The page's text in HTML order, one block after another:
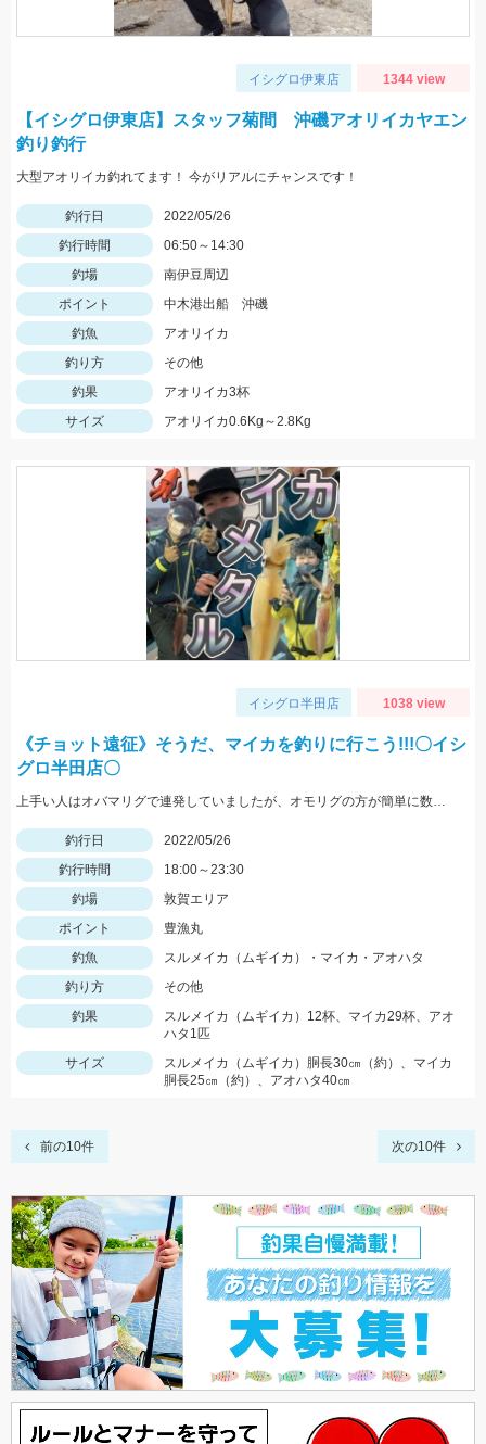
イシグロ伊東店 1344 view
【イシグロ伊東店】スタッフ菊間 沖磯アオリイカヤエン
釣り釣行
大型アオリイカ釣れてます！ 今がリアルにチャンスです！
釣行日
2022/05/26
釣行時間
06:50～14:30
釣場
南伊豆周辺
ポイント
中木港出船 沖磯
釣魚
アオリイカ
釣り方
その他
釣果
アオリイカ3杯
サイズ
アオリイカ0.6Kg～2.8Kg
イシグロ半田店 1038 view
《チョット遠征》そうだ、マイカを釣りに行こう!!!〇イシ
グロ半田店〇
上手い人はオバマリグで連発していましたが、オモリグの方が簡単に数を伸ばすことが出来ました!! オモリグ×スイスイドロッパーが大当たり!!
釣行日
2022/05/26
釣行時間
18:00～23:30
釣場
敦賀エリア
ポイント
豊漁丸
釣魚
スルメイカ（ムギイカ）・マイカ・アオハタ
釣り方
その他
釣果
スルメイカ（ムギイカ）12杯、マイカ29杯、アオ
ハタ1匹
サイズ
スルメイカ（ムギイカ）胴長30㎝（約）、マイカ
胴長25㎝（約）、アオハタ40㎝
前の10件 次の10件